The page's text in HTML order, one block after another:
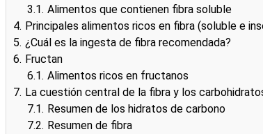
3.1. Alimentos que contienen fibra soluble
4. Principales alimentos ricos en fibra (soluble e
5. ¿Cuál es la ingesta de fibra recomendada?
6. Fructan
6.1. Alimentos ricos en fructanos
7. La cuestión central de la fibra y los
7.1. Resumen de los hidratos de carbono
7.2. Resumen de fibra